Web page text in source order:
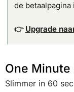
de betaalpagina
👉 Upgrade
One Minute
Slimmer in 60